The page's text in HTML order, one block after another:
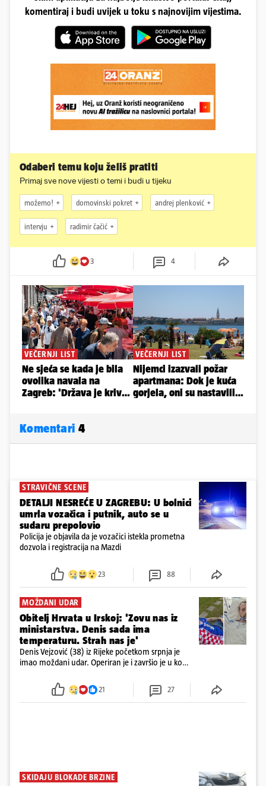
komentiraj i budi uvijek u toku s najnovijim vijestima.
Odaberi temu koju želiš pratiti
Primaj sve nove vijesti o temi i budi u tijeku
možemo! domovinski pokret andrej plenković
intervju radimir čačić
3 4
Komentari 4
STRAVIČNE SCENE
DETALJI NESREĆE U ZAGREBU: U bolnici
umrla vozačica i putnik, auto se u
sudaru prepolovio
Policija je objavila da je vozačici istekla prometna
dozvola i registracija na Mazdi
23 88
MOŽDANI UDAR
Obitelj Hrvata u Irskoj: 'Zovu nas iz
ministarstva. Denis sada ima
temperaturu. Strah nas je'
Denis Vejzović (38) iz Rijeke početkom srpnja je
imao moždani udar. Operiran je i završio je u komi.
tamošnji liječnici ne vjeruju u oporavak: 'Imamo
21 27
SKIDAJU BLOKADE BRZINE